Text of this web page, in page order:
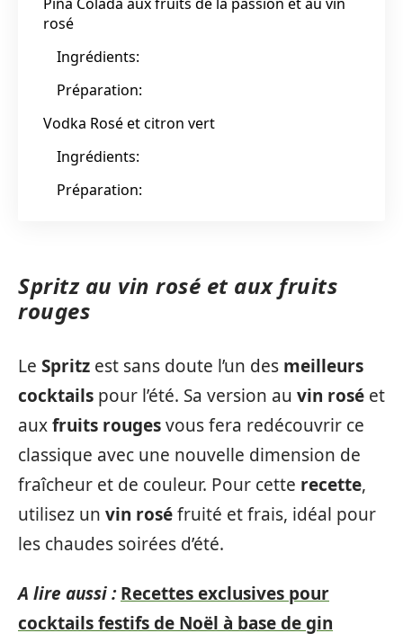
rosé
Ingrédients:
Préparation:
Vodka Rosé et citron vert
Ingrédients:
Préparation:
Spritz au vin rosé et aux fruits
rouges
Le Spritz est sans doute l’un des meilleurs
cocktails pour l’été. Sa version au vin rosé et
auxfruits rougesvous fera redécouvrir ce
classique avec une nouvelle dimension de
fraîcheur et de couleur. Pour cette recette,
utilisez un vin roséfruité et frais, idéal pour
les chaudes soirées d’été.
A lire aussi : Recettes exclusives pour
cocktails festifs de Noël à base de gin